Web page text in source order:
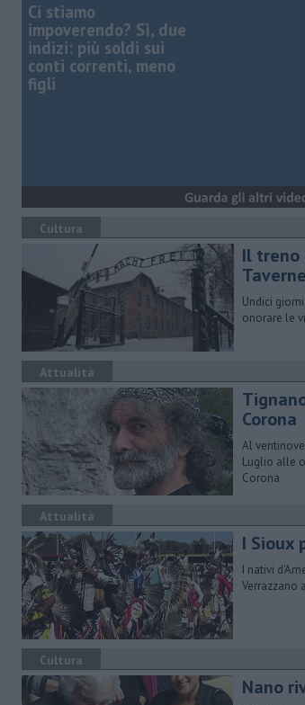
Ci stiamo
impoverendo? Sì, due
indizi: più soldi sui
conti correnti, meno
figli
Cultura
Il treno
Undici
onorare le
Attualità
Corona
​Al
Luglio alle
Corona
Attualità
I Sioux
I nativi
Verrazzano
Cultura
Nano